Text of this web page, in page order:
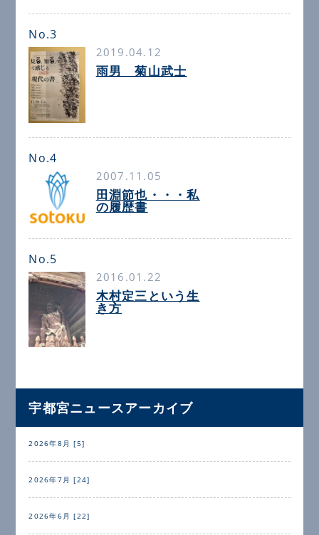
No.3
2019.04.12
雨男 菊山武士
No.4
2007.11.05
田淵節也・・・私
の履歴書
No.5
2016.01.22
木村定三という生
き方
宇都宮ニュースアーカイブ
2026年8月 [5]
2026年7月 [24]
2026年6月 [22]